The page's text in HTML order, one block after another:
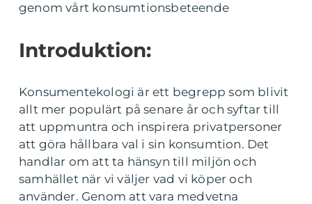
genom vårt konsumtionsbeteende
Introduktion:
Konsumentekologi är ett begrepp som blivit
allt mer populärt på senare år och syftar till
att uppmuntra och inspirera privatpersoner
att göra hållbara val i sin konsumtion. Det
handlar om att ta hänsyn till miljön och
samhället när vi väljer vad vi köper och
använder. Genom att vara medvetna